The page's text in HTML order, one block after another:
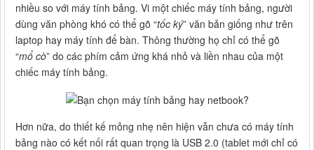
nhiều so với máy tính bảng. Vi một chiếc máy tính bảng, người
dùng văn phòng khó có thể gõ “tốc ký” văn bản giống như trên
laptop hay máy tính để bàn. Thông thường họ chỉ có thể gõ
“mổ cò” do các phím cảm ứng khá nhỏ và liền nhau của một
chiếc máy tính bảng.
Hơn nữa, do thiết kế mỏng nhẹ nên hiện vẫn chưa có máy tính
bảng nào có kết nối rất quan trọng là USB 2.0 (tablet mới chỉ có